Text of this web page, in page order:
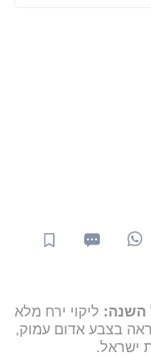
השנה: ליקוי ירח מלא
בצבע אדום עמוק,
ישראל.